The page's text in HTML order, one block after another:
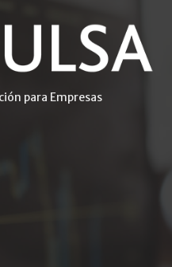
para Empresas